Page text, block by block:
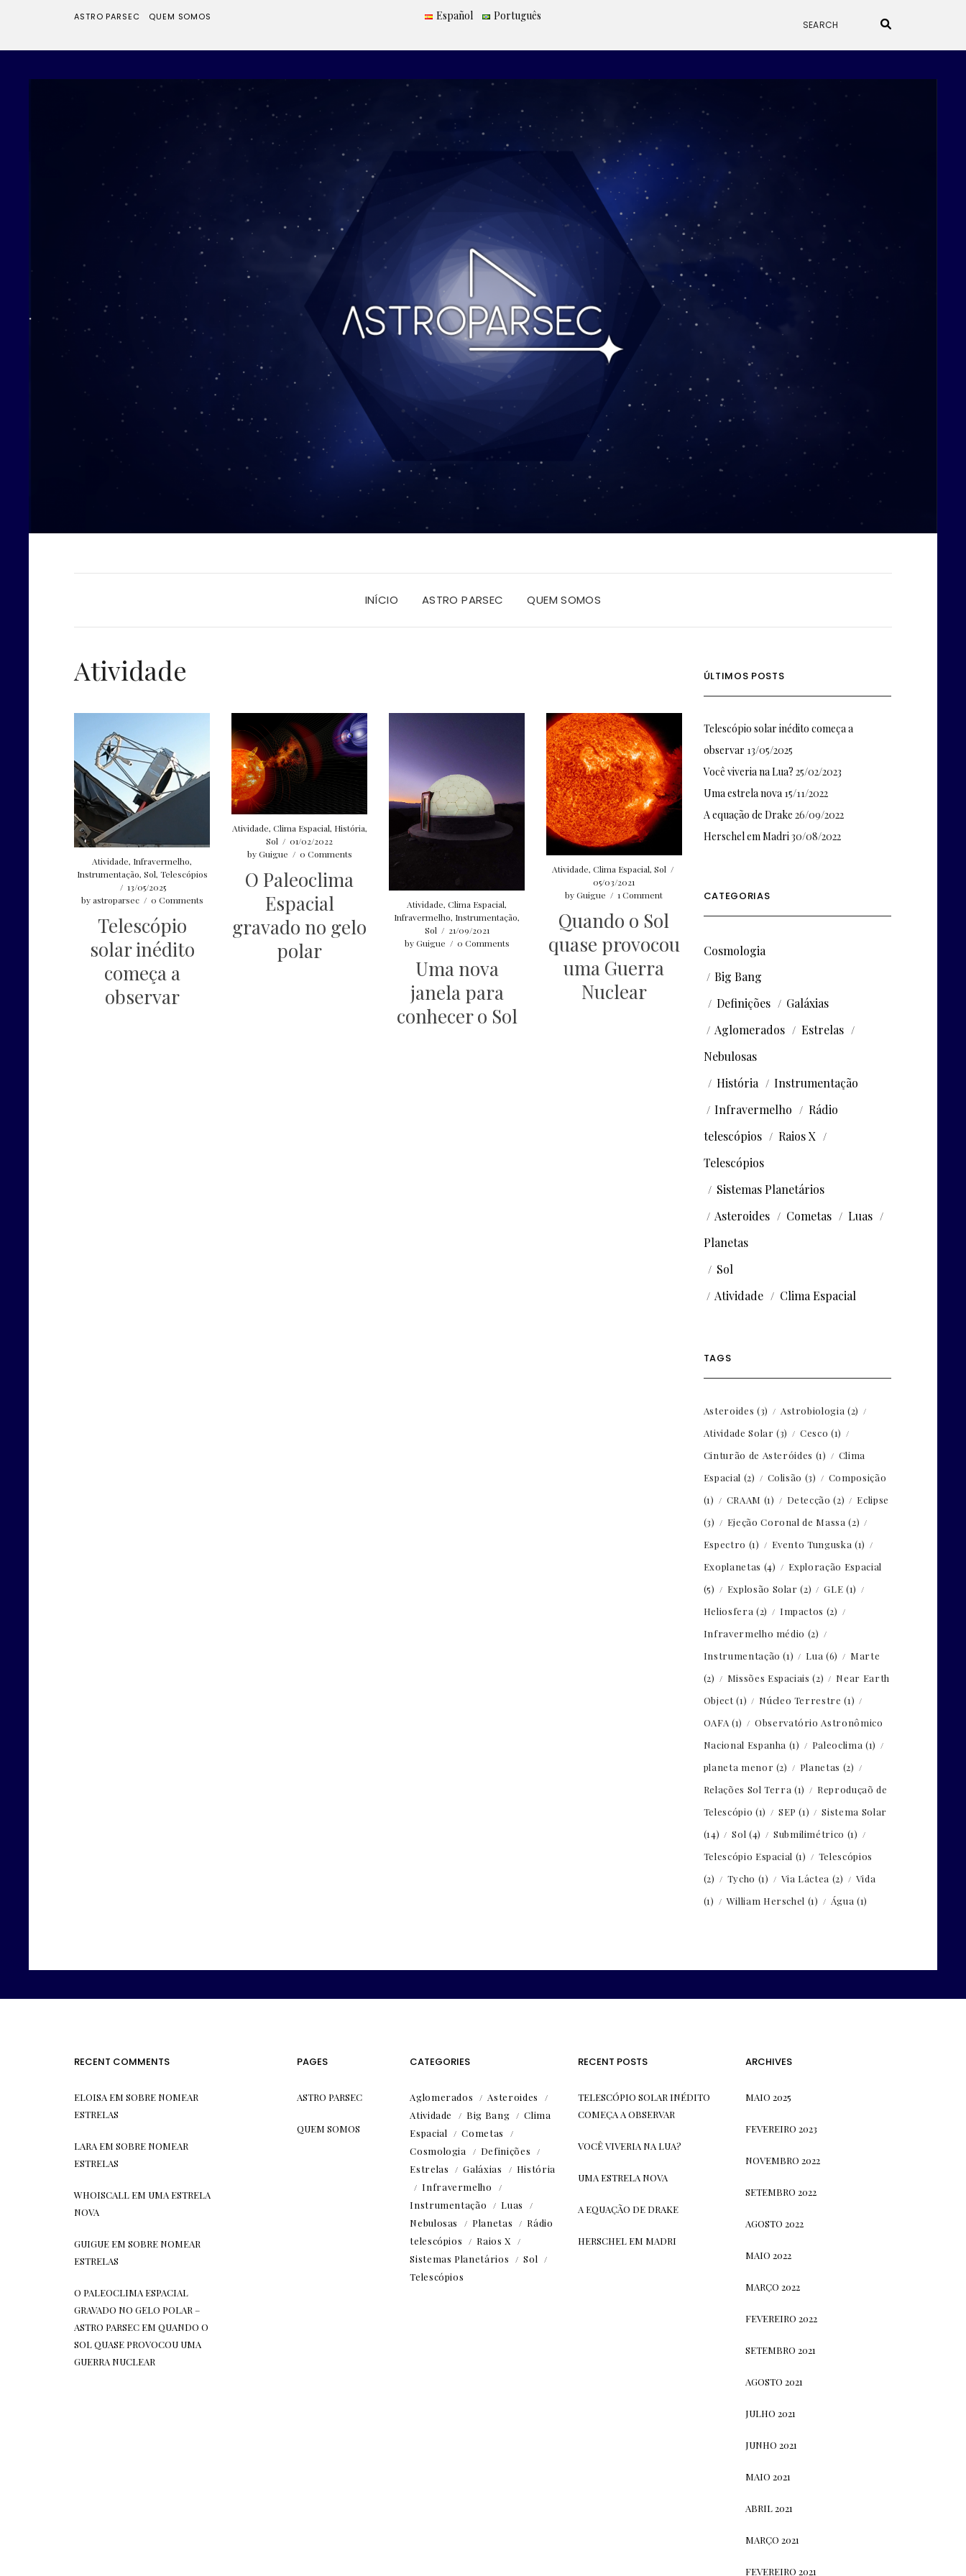
ASTRO PARSEC QUEM SOMOS Español Português
INÍCIO ASTRO PARSEC QUEM SOMOS
Atividade
Atividade, Infravermelho,
Instrumentação, Sol, Telescópios
/ 13/05/2025
byastroparsec / 0 Comments
Telescópio
solar inédito
começa a
observar
Atividade, Clima Espacial, História,
Sol / 01/02/2022
byGuigue / 0 Comments
O Paleoclima
Espacial
gravado no gelo
polar
Atividade,Clima Espacial,
Infravermelho, Instrumentação,
Sol / 21/09/2021
byGuigue / 0 Comments
Uma nova
janela para
conhecer o Sol
Atividade,Clima Espacial,Sol /
05/03/2021
byGuigue / 1 Comment
Quando o Sol
quase provocou
uma Guerra
Nuclear
ÚLTIMOS POSTS
Telescópio solar inédito começa a
observar 13/05/2025
Você viveria na Lua? 25/02/2023
Uma estrela nova 15/11/2022
A equação de Drake 26/09/2022
Herschel em Madri30/08/2022
CATEGORIAS
Cosmologia
Big Bang
Definições
Galáxias
Aglomerados
Estrelas
Nebulosas
História
Instrumentação
Infravermelho
Rádio
telescópios
Raios X
Telescópios
Sistemas Planetários
Asteroides
Cometas
Luas
Planetas
Sol
Atividade
Clima Espacial
TAGS
Asteroides (3) Astrobiologia (2)
Atividade Solar (3) Cesco (1)
Cinturão de Asteróides (1)
Clima
Espacial (2) Colisão (3)
Composição
(1)
CRAAM (1) Detecção (2)
Eclipse
(3)
Ejeção Coronal de Massa (2)
Espectro (1) Evento Tunguska (1)
Exoplanetas (4)
Exploração Espacial
(5)
Explosão Solar (2) GLE (1)
Heliosfera (2) Impactos (2)
Infravermelho médio (2)
Instrumentação (1) Lua (6)
Marte
(2)
Missões Espaciais (2)
Near Earth
Object(1) Núcleo Terrestre (1)
OAFA (1)
Observatório Astronômico
Nacional Espanha (1) Paleoclima (1)
planeta menor (2) Planetas (2)
Relações Sol Terra (1)
Reproduçaõ de
Telescópio (1) SEP (1)
Sistema Solar
(14)
Sol (4) Submilimétrico (1)
Telescópio Espacial (1)
Telescópios
(2)
Tycho (1) Via Láctea (2)
Vida
(1)
William Herschel (1) Água (1)
RECENT COMMENTS
ELOISA EMSOBRE NOMEAR
ESTRELAS
LARA EMSOBRE NOMEAR
ESTRELAS
WHOISCALL EM UMA ESTRELA
NOVA
GUIGUE EMSOBRE NOMEAR
ESTRELAS
O PALEOCLIMA ESPACIAL
GRAVADO NO GELO POLAR –
ASTRO PARSEC EMQUANDO O
SOL QUASE PROVOCOU UMA
GUERRA NUCLEAR
PAGES
ASTRO PARSEC
QUEM SOMOS
CATEGORIES
Aglomerados
Asteroides
Atividade
Big Bang
Clima
Espacial
Cometas
Cosmologia
Definições
Estrelas
Galáxias
História
Infravermelho
Instrumentação
Luas
Nebulosas
Planetas
Rádio
telescópios
Raios X
Sistemas Planetários
Sol
Telescópios
RECENT POSTS
TELESCÓPIO SOLAR INÉDITO
COMEÇA A OBSERVAR
VOCÊ VIVERIA NA LUA?
UMA ESTRELA NOVA
A EQUAÇÃO DE DRAKE
HERSCHEL EM MADRI
ARCHIVES
MAIO 2025
FEVEREIRO 2023
NOVEMBRO 2022
SETEMBRO 2022
AGOSTO 2022
MAIO 2022
MARÇO 2022
FEVEREIRO 2022
SETEMBRO 2021
AGOSTO 2021
JULHO 2021
JUNHO 2021
MAIO 2021
ABRIL 2021
MARÇO 2021
FEVEREIRO 2021